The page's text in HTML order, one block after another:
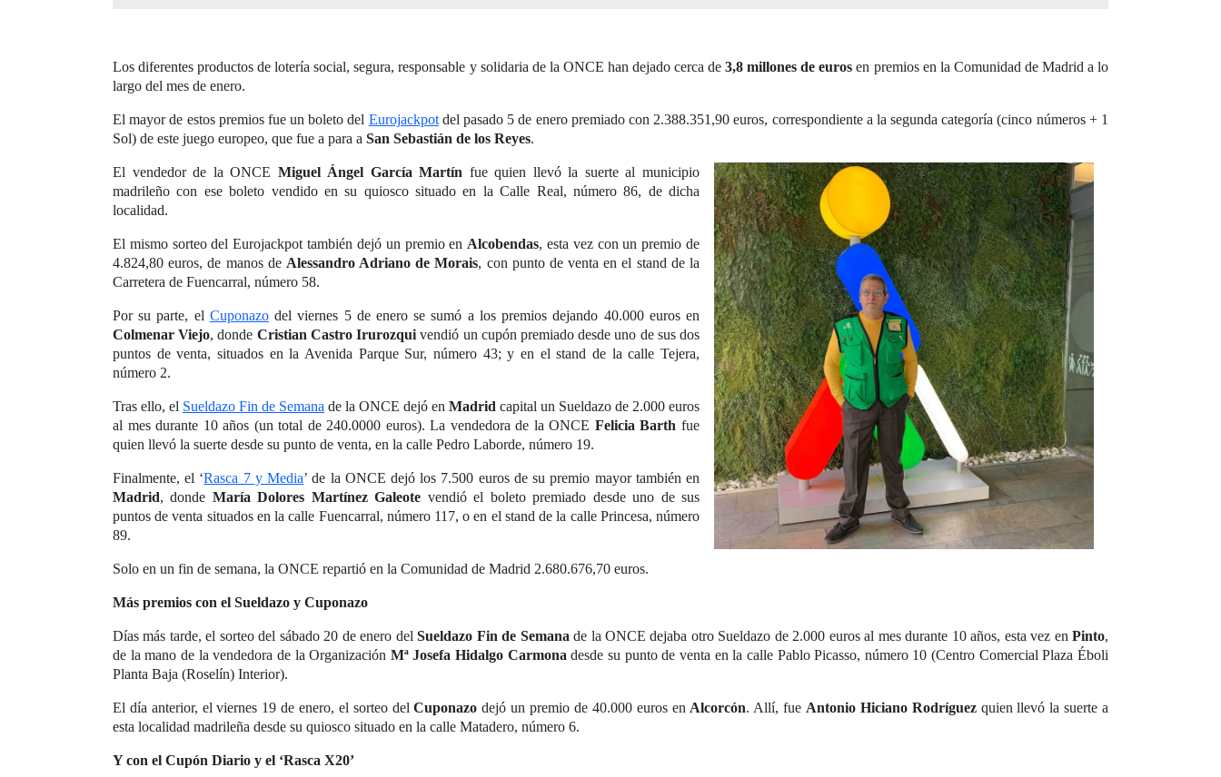
Los diferentes productos de lotería social, segura, responsable y solidaria de la ONCE han dejado cerca de3,8 millones de euros en premios en la Comunidad de Madrid a lo
largo del mes de enero.
El mayor de estos premios fue un boleto del Eurojackpotdel pasado 5 de enero premiado con 2.388.351,90 euros, correspondiente a la segunda categoría (cinco números + 1
Sol) de este juego europeo, que fue a para a San Sebastián de los Reyes.
El vendedor de la ONCE Miguel Ángel García Martín fue quien llevó la suerte al municipio
madrileño con ese boleto vendido en su quiosco situado en la Calle Real, número 86, de dicha
localidad.
El mismo sorteo del Eurojackpot también dejó un premio en Alcobendas, esta vez con un premio de
4.824,80 euros, de manos de Alessandro Adriano de Morais, con punto de venta en el stand de la
Carretera de Fuencarral, número 58.
Por su parte, el Cuponazodel viernes 5 de enero se sumó a los premios dejando 40.000 euros en
Colmenar Viejo, donde Cristian Castro Irurozqui vendió un cupón premiado desde uno de sus dos
puntos de venta, situados en la Avenida Parque Sur, número 43; y en el stand de la calle Tejera,
número 2.
Tras ello, el Sueldazo Fin de Semana de la ONCE dejó en Madrid capital un Sueldazo de 2.000 euros
al mes durante 10 años (un total de 240.0000 euros). La vendedora de la ONCE Felicia Barth fue
quien llevó la suerte desde su punto de venta, en la calle Pedro Laborde, número 19.
Finalmente, el ‘Rasca 7 y Media’ de la ONCE dejó los 7.500 euros de su premio mayor también en
Madrid, donde María Dolores Martínez Galeote vendió el boleto premiado desde uno de sus
puntos de venta situados en la calle Fuencarral, número 117, o en el stand de la calle Princesa, número
89.
Solo en un fin de semana, la ONCE repartió en la Comunidad de Madrid 2.680.676,70 euros.
Más premios con el Sueldazo y Cuponazo
Días más tarde, el sorteo del sábado 20 de enero delSueldazo Fin de Semana de la ONCE dejaba otro Sueldazo de 2.000 euros al mes durante 10 años, esta vez en Pinto,
de la mano de la vendedora de la Organización Mª Josefa Hidalgo Carmona desde su punto de venta en la calle Pablo Picasso, número 10 (Centro Comercial Plaza Éboli
Planta Baja (Roselín) Interior).
El día anterior, el viernes 19 de enero, el sorteo delCuponazo dejó un premio de 40.000 euros en Alcorcón. Allí, fue Antonio Hiciano Rodríguezquien llevó la suerte a
esta localidad madrileña desde su quiosco situado en la calle Matadero, número 6.
Y con el Cupón Diario y el ‘Rasca X20’